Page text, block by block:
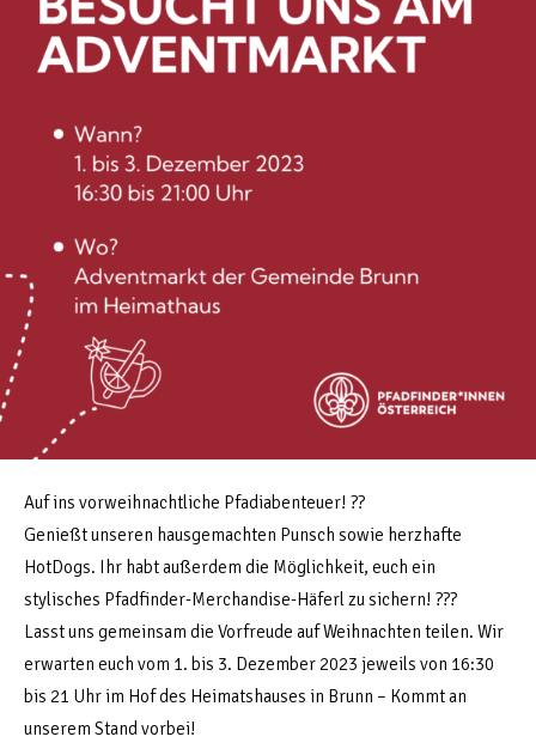
Auf ins vorweihnachtliche Pfadiabenteuer! ??
Genießt unseren hausgemachten Punsch sowie herzhafte
HotDogs. Ihr habt außerdem die Möglichkeit, euch ein
stylisches Pfadfinder-Merchandise-Häferl zu sichern! ???
Lasst uns gemeinsam die Vorfreude auf Weihnachten teilen. Wir
erwarten euch vom 1. bis 3. Dezember 2023 jeweils von 16:30
bis 21 Uhr im Hof des Heimatshauses in Brunn – Kommt an
unserem Stand vorbei!